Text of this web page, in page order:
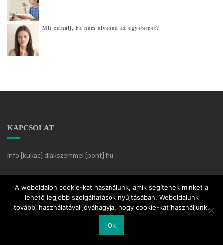
Mit csinálj, ha nem élvezed az egyetemet?
KAPCSOLAT
info [kukac] diakszemmel [pont] hu
Készítette:KözösségiKlikk
A weboldalon cookie-kat használunk, amik segítenek minket a
lehető legjobb szolgáltatások nyújtásában. Weboldalunk
további használatával jóváhagyja, hogy cookie-kat használjunk.
Ok